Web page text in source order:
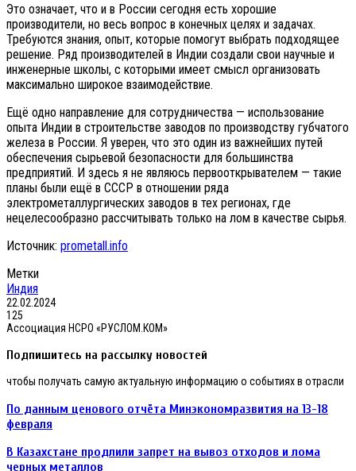
Это означает, что и в России сегодня есть хорошие
производители, но весь вопрос в конечных целях и задачах.
Требуются знания, опыт, которые помогут выбрать подходящее
решение. Ряд производителей в Индии создали свои научные и
инженерные школы, с которыми имеет смысл организовать
максимально широкое взаимодействие.
Ещё одно направление для сотрудничества — использование
опыта Индии в строительстве заводов по производству губчатого
железа в России. Я уверен, что это один из важнейших путей
обеспечения сырьевой безопасности для большинства
предприятий. И здесь я не являюсь первооткрывателем — такие
планы были ещё в СССР в отношении ряда
электрометаллургических заводов в тех регионах, где
нецелесообразно рассчитывать только на лом в качестве сырья.
Источник: prometall.info
Метки
Индия
22.02.2024
125
Ассоциация НСРО «РУСЛОМ.КОМ»
Подпишитесь на рассылку новостей
чтобы получать самую актуальную информацию о событиях в отрасли
По
данным
ценового
отчёта
Минэкономразвития
По данным ценового отчёта Минэкономразвития на 13-18
февраля
В
Казахстане
В Казахстане продлили запрет на вывоз отходов и лома
черных металлов